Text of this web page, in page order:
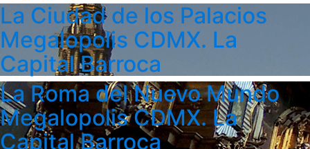
La Ciudad de los Palacios
Megalopolis CDMX. La
Capital Barroca
La Roma del Nuevo Mundo
Megalopolis CDMX. La
Capital Barroca